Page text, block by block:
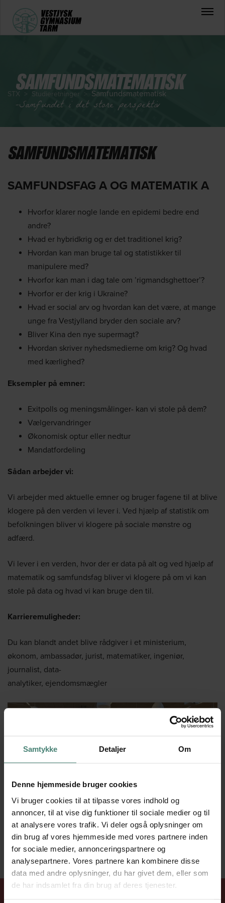
Samtykke Detaljer Om
Denne hjemmeside bruger cookies
Vi bruger cookies til at tilpasse vores indhold og
annoncer, til at vise dig funktioner til sociale medier og til
at analysere vores trafik. Vi deler også oplysninger om
din brug af vores hjemmeside med vores partnere inden
for sociale medier, annonceringspartnere og
analysepartnere. Vores partnere kan kombinere disse
data med andre oplysninger, du har givet dem, eller som
de har indsamlet fra din brug af deres tjenester.
STX > Studieretninger Samfunds­matematisk
SAMFUNDS­MATEMATISK
-Samfundet i det store perspektiv
SAMFUNDS­MATEMATISK
SAMFUNDSFAG A OG MATEMATIK A
Hvorfor klarer nogle lande en epidemi bedre end
andre?
Hvad er hybridkrig og er det traditionel krig?
Hvordan kan man bruge tal og statistikker til
manipulere med?
Hvorfor kan man i dag tale om ’rigmandsghettoer’?
Hvorfor er der krig i Ukraine?
Hvad er social arv og hvordan kan det være, at mange
unge fra Vestjylland bryder den sociale arv?
Bliver Kina den nye supermagt?
Hvordan skriver nyhedsmedierne om krig? Og hvad
med kærlighed?
Eksempler på emner:
Exitpolls og meningsmålinger- kan vi stole på dem?
Vælgervandringer
Økonomisk optur eller nedtur
Mandatfordeling
Sådan arbejder vi:
Vi arbejder med aktuelle emner og bruger fagene til at blive
klogere på den verden vi lever i. Ved hjælp af statistik om
befolkningen bliver vi klogere på sociale mønstre og
adfærd.
Vi lever i en verden, hvor der er data på alt og ved hjælp af
matematik og samfundsfag bliver vi klogere på om vi kan
stole på data og hvad vi kan bruge den til.
Karrieremuligheder:
Du kan blandt andet blive rådgiver i et ministerium,
økonom, ambassadør, jurist, matematiker, ingeniør,
journalist, data-
analytiker, ejendomsmægler
STUDIERETNINGS­OVERSIGT